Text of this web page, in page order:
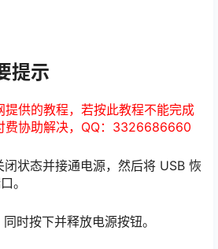
提示
提供的教程，若按此教程不能完成
费协助解决，QQ：3326686660
状态并接通电源，然后将 USB 恢
。
时按下并释放电源按钮。